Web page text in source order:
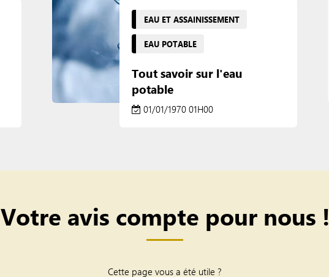
EAU ET ASSAINISSEMENT
EAU POTABLE
Tout savoir sur l'eau
potable
01/01/1970 01H00
Votre avis compte pour nous !
Cette page vous a été utile ?